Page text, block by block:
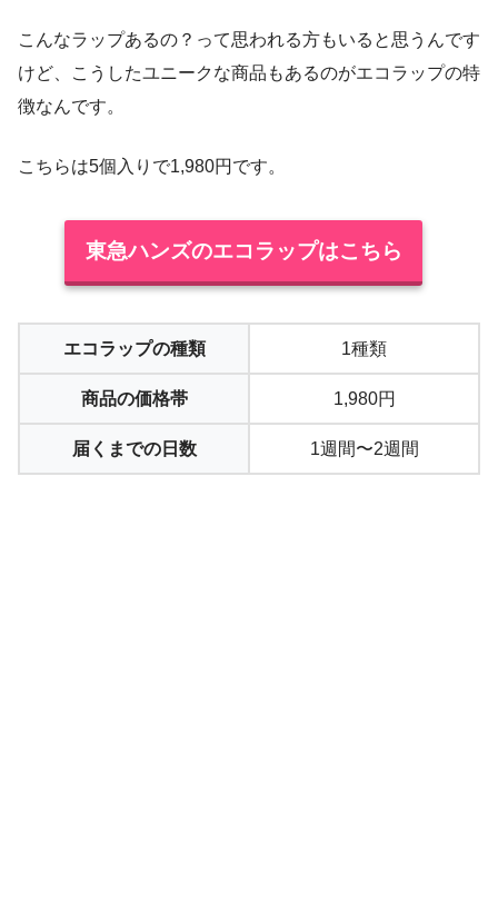
こんなラップあるの？って思われる方もいると思うんです
けど、こうしたユニークな商品もあるのがエコラップの特
徴なんです。
こちらは5個入りで1,980円です。
東急ハンズのエコラップはこちら
エコラップの種類 1種類
商品の価格帯 1,980円
届くまでの日数 1週間〜2週間